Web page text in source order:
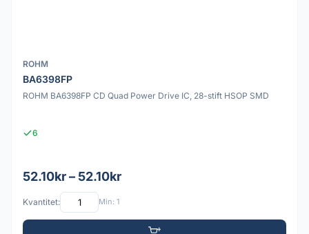
ROHM
BA6398FP
ROHM BA6398FP CD Quad Power Drive IC, 28-stift HSOP SMD
6
52.10kr – 52.10kr
Kvantitet: Min: 1